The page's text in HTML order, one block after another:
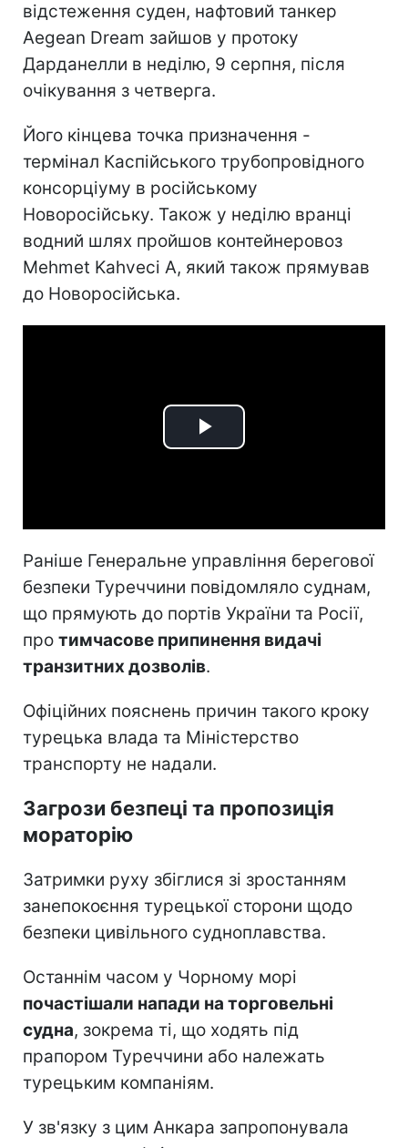
відстеження суден, нафтовий танкер
Aegean Dream зайшов у протоку
Дарданелли в неділю, 9 серпня, після
очікування з четверга.
Його кінцева точка призначення -
термінал Каспійського трубопровідного
консорціуму в російському
Новоросійську. Також у неділю вранці
водний шлях пройшов контейнеровоз
Mehmet Kahveci A, який також прямував
до Новоросійська.
Play
Раніше Генеральне управління берегової
безпеки Туреччини повідомляло суднам,
що прямують до портів України та Росії,
про тимчасове припинення видачі
транзитних дозволів.
Офіційних пояснень причин такого кроку
турецька влада та Міністерство
транспорту не надали.
Загрози безпеці та пропозиція
мораторію
Затримки руху збіглися зі зростанням
занепокоєння турецької сторони щодо
безпеки цивільного судноплавства.
Останнім часом у Чорному морі
почастішали напади на торговельні
судна, зокрема ті, що ходять під
прапором Туреччини або належать
турецьким компаніям.
У зв'язку з цим Анкара запропонувала